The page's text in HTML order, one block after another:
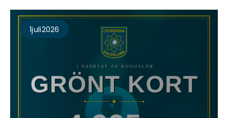
1Juli2026